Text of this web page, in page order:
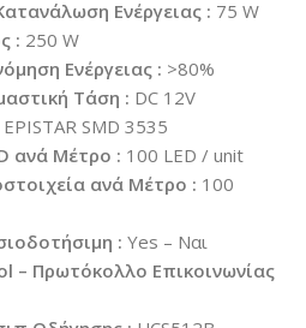
Ενέργειας : 75 W
: 250 W
Ενέργειας : >80%
Τάση : DC 12V
EPISTAR SMD 3535
ανά Μέτρο : 100 LED / unit
ανά Μέτρο : 100
: Yes – Ναι
– Πρωτόκολλο Επικοινωνίας